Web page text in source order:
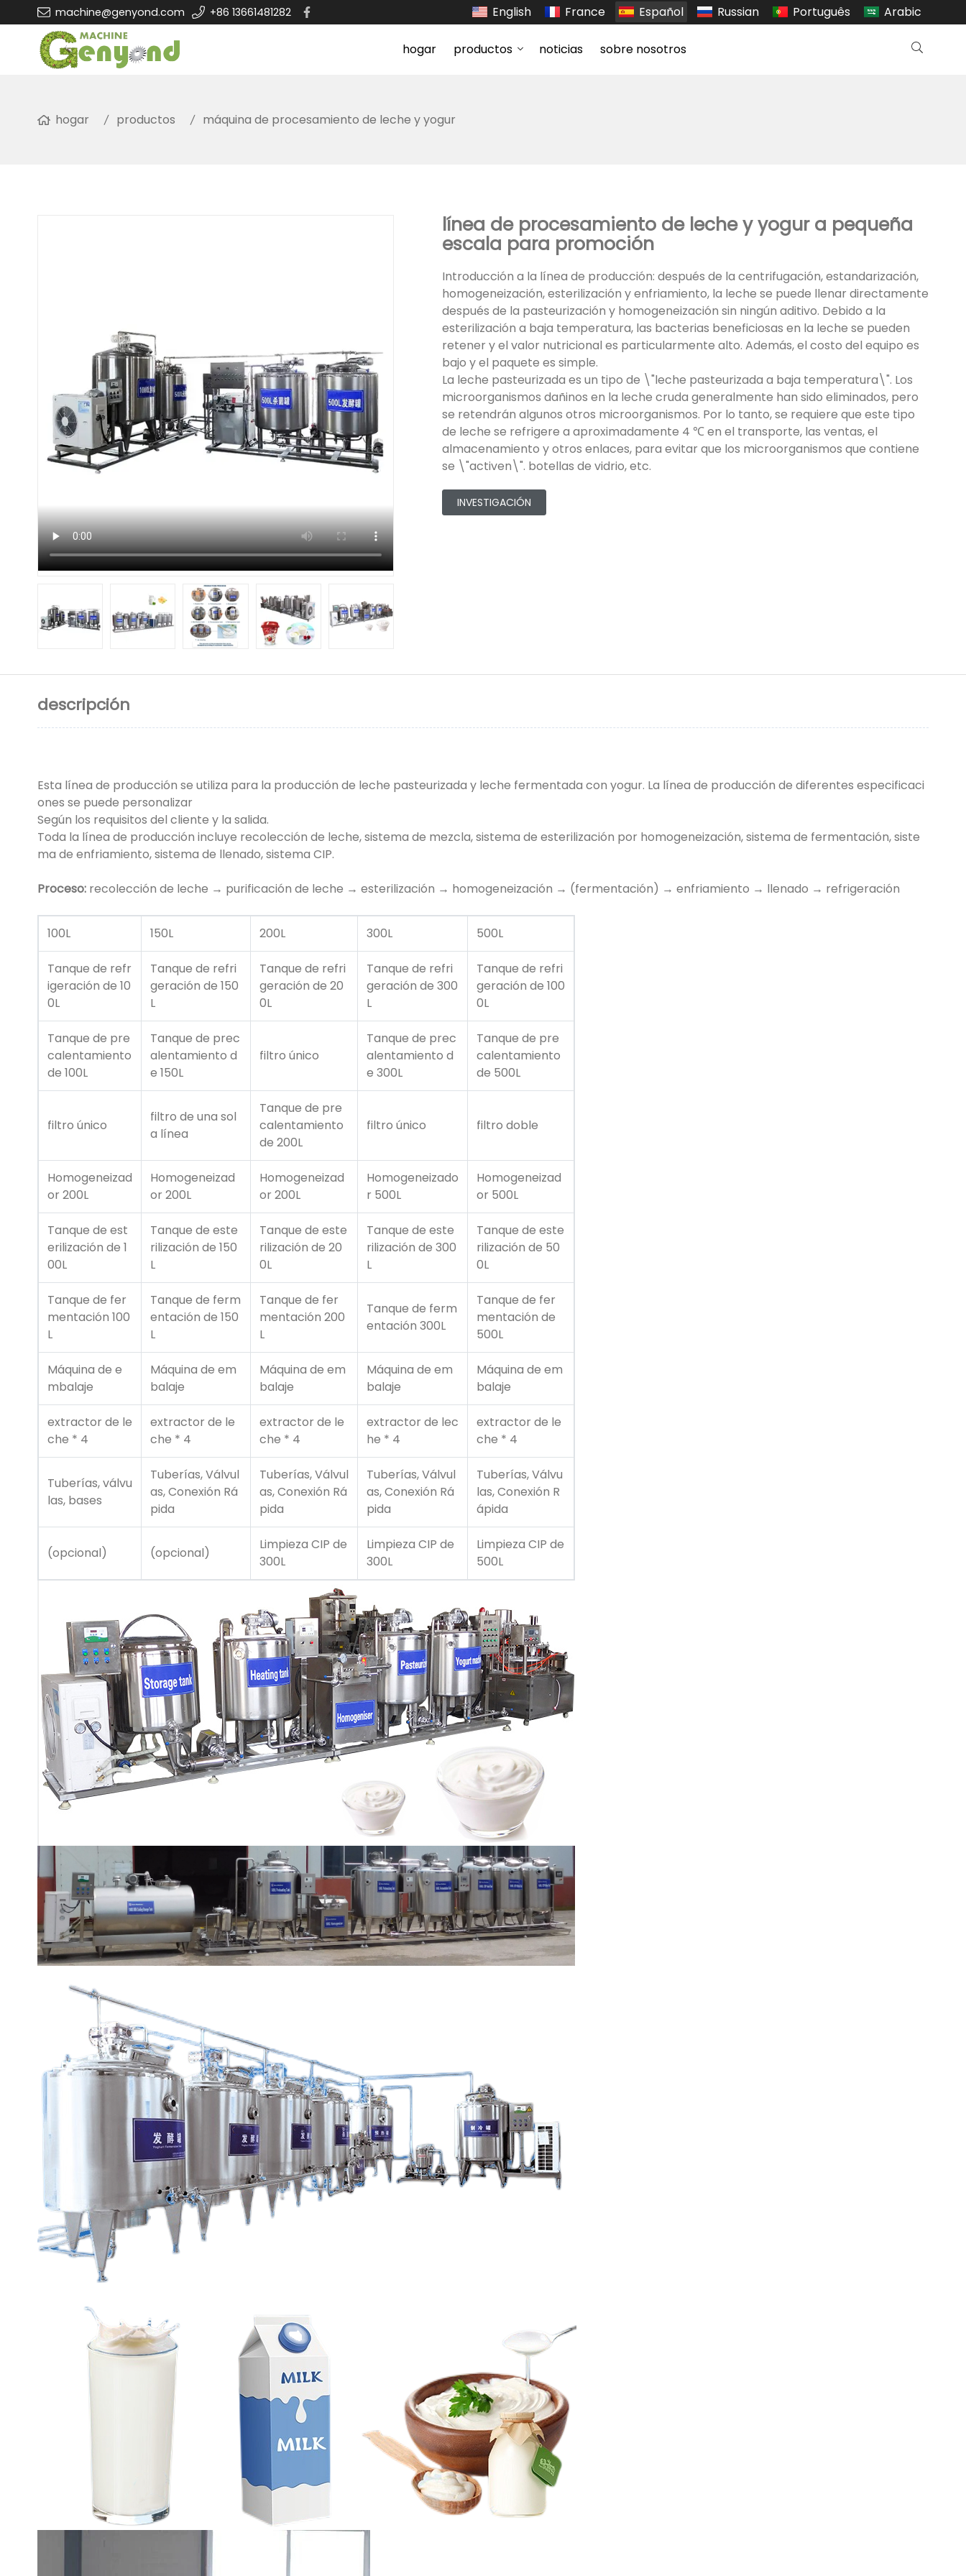
machine@genyond.com +86 13661481282 English France Español Russian Português Arabic
hogar productos noticias sobre nosotros
hogar productos máquina de procesamiento de leche y yogur
línea de procesamiento de leche y yogur a pequeña
escala para promoción
Introducción a la línea de producción: después de la centrifugación, estandarización,
homogeneización, esterilización y enfriamiento, la leche se puede llenar directamente
después de la pasteurización y homogeneización sin ningún aditivo. Debido a la
esterilización a baja temperatura, las bacterias beneficiosas en la leche se pueden
retener y el valor nutricional es particularmente alto. Además, el costo del equipo es
bajo y el paquete es simple.
La leche pasteurizada es un tipo de \"leche pasteurizada a baja temperatura\". Los
microorganismos dañinos en la leche cruda generalmente han sido eliminados, pero
se retendrán algunos otros microorganismos. Por lo tanto, se requiere que este tipo
de leche se refrigere a aproximadamente 4 ℃ en el transporte, las ventas, el
almacenamiento y otros enlaces, para evitar que los microorganismos que contiene
se \"activen\". botellas de vidrio, etc.
INVESTIGACIÓN
descripción
Esta línea de producción se utiliza para la producción de leche pasteurizada y leche fermentada con yogur. La línea de producción de diferentes especificaci
ones se puede personalizar
Según los requisitos del cliente y la salida.
Toda la línea de producción incluye recolección de leche, sistema de mezcla, sistema de esterilización por homogeneización, sistema de fermentación, siste
ma de enfriamiento, sistema de llenado, sistema CIP.
Proceso: recolección de leche → purificación de leche → esterilización → homogeneización → (fermentación) → enfriamiento → llenado → refrigeración
100L 150L 200L 300L 500L
Tanque de refr
igeración de 10
0L
Tanque de refri
geración de 150
L
Tanque de refri
geración de 20
0L
Tanque de refri
geración de 300
L
Tanque de refri
geración de 100
0L
Tanque de pre
calentamiento
de 100L
Tanque de prec
alentamiento d
e 150L
filtro único
Tanque de prec
alentamiento d
e 300L
Tanque de pre
calentamiento
de 500L
filtro único
filtro de una sol
a línea
Tanque de pre
calentamiento
de 200L
filtro único filtro doble
Homogeneizad
or 200L
Homogeneizad
or 200L
Homogeneizad
or 200L
Homogeneizado
r 500L
Homogeneizad
or 500L
Tanque de est
erilización de 1
00L
Tanque de este
rilización de 150
L
Tanque de este
rilización de 20
0L
Tanque de este
rilización de 300
L
Tanque de este
rilización de 50
0L
Tanque de fer
mentación 100
L
Tanque de ferm
entación de 150
L
Tanque de fer
mentación 200
L
Tanque de ferm
entación 300L
Tanque de fer
mentación de
500L
Máquina de e
mbalaje
Máquina de em
balaje
Máquina de em
balaje
Máquina de em
balaje
Máquina de em
balaje
extractor de le
che * 4
extractor de le
che * 4
extractor de le
che * 4
extractor de lec
he * 4
extractor de le
che * 4
Tuberías, válvu
las, bases
Tuberías, Válvul
as, Conexión Rá
pida
Tuberías, Válvul
as, Conexión Rá
pida
Tuberías, Válvul
as, Conexión Rá
pida
Tuberías, Válvu
las, Conexión R
ápida
(opcional) (opcional)
Limpieza CIP de
300L
Limpieza CIP de
300L
Limpieza CIP de
500L